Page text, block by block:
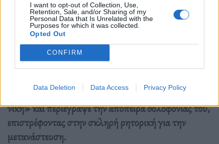
I want to opt-out of Collection, Use,
Retention, Sale, and/or Sharing of my
Personal Data that Is Unrelated with the
Purposes for which it was collected.
Opted Out
CONFIRM
Data Deletion Data Access Privacy Policy
Φωτ.: Amr Alfiky / Reuters
Ρεπουμπλικανών, προέβλεψε μία «απίστευτη
νίκη» και περιέγραψε την απόπειρα δολοφονίας του,
επιστρέφοντας στην σκληρή ρητορική για την
μετανάστευση.